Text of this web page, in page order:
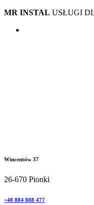
MR INSTAL USŁUGI
Wincentów 37
26-670 Pionki
+48 884 888 477